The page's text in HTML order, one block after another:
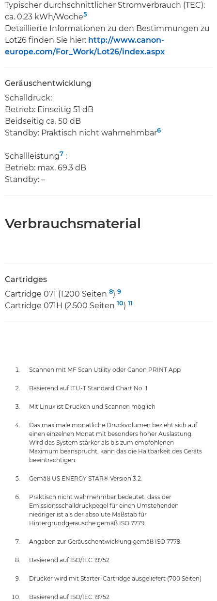
Typischer durchschnittlicher Stromverbrauch (TEC):
ca. 0,23 kWh/Woche5
Detaillierte Informationen zu den Bestimmungen zu
Lot26 finden Sie hier: http://www.canon-
europe.com/For_Work/Lot26/index.aspx
Geräuschentwicklung
Schalldruck:
Betrieb: Einseitig 51 dB
Beidseitig ca. 50 dB
Standby: Praktisch nicht wahrnehmbar6
Schallleistung7 :
Betrieb: max. 69,3 dB
Standby: –
Verbrauchsmaterial
Cartridges
Cartridge 071 (1.200 Seiten 8) 9
Cartridge 071H (2.500 Seiten 10) 11
Scannen mit MF Scan Utility oder Canon PRINT App
Basierend auf ITU-T Standard Chart No. 1
Mit Linux ist Drucken und Scannen möglich
Das maximale monatliche Druckvolumen bezieht sich auf
einen einzelnen Monat mit besonders hoher Auslastung.
Wird das System stärker als bis zum empfohlenen
Maximum beansprucht, kann das die Haltbarkeit des Geräts
beeinträchtigen.
Gemäß US ENERGY STAR® Version 3.2.
Praktisch nicht wahrnehmbar bedeutet, dass der
Emissionsschalldruckpegel für einen Umstehenden
niedriger ist als der absolute Maßstab für
Hintergrundgeräusche gemäß ISO 7779.
Angaben zur Geräuschentwicklung gemäß ISO 7779.
Basierend auf ISO/IEC 19752
Drucker wird mit Starter-Cartridge ausgeliefert (700 Seiten)
Basierend auf ISO/IEC 19752